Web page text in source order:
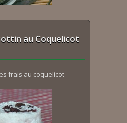
au Coquelicot
frais au coquelicot